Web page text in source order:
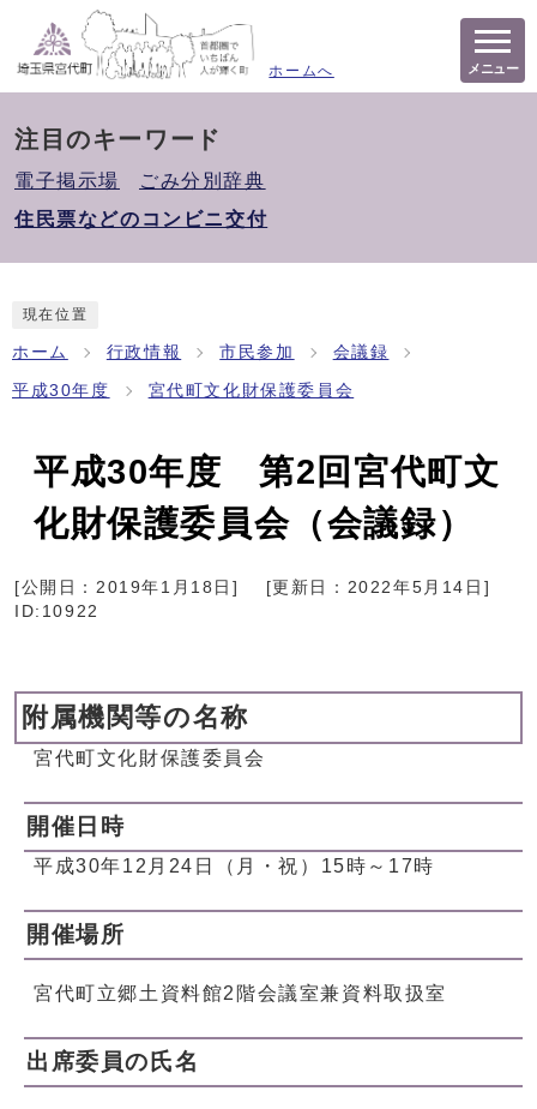
ホームへ メニュー
注目のキーワード
電子掲示場
ごみ分別辞典
住民票などのコンビニ交付
現在位置
ホーム 行政情報 市民参加 会議録
平成30年度 宮代町文化財保護委員会
平成30年度 第2回宮代町文
化財保護委員会（会議録）
[公開日： 2019年1月18日 ] [更新日： 2022年5月14日 ]
ID:10922
附属機関等の名称
宮代町文化財保護委員会
開催日時
平成30年12月24日（月・祝）15時～17時
開催場所
宮代町立郷土資料館2階会議室兼資料取扱室
出席委員の氏名